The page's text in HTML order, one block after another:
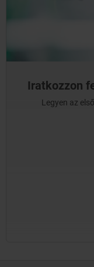
Iratkozzon
Legyen az